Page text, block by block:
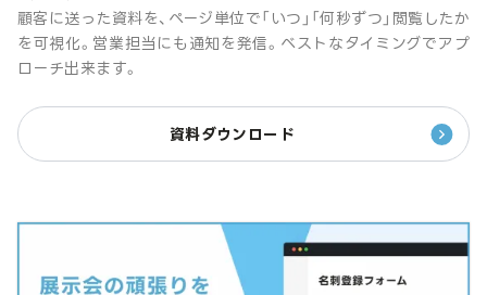
顧客に送った資料を、ページ単位で「いつ」「何秒ずつ」閲覧したか
を可視化。営業担当にも通知を発信。ベストなタイミングでアプ
ローチ出来ます。
資料ダウンロード